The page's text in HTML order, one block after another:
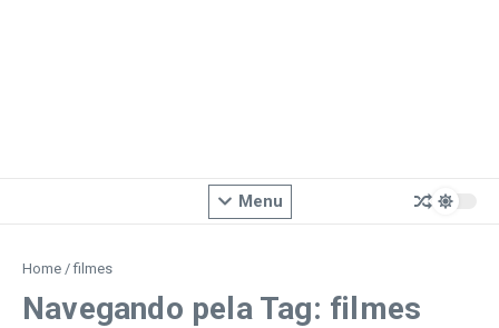
Menu
Home /filmes
Navegando pela Tag: filmes